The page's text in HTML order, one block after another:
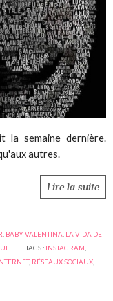
la semaine dernière.
autres.
Lire la suite
BABY VALENTINA LA VIDA DE
TAGS : INSTAGRAM
, RÉSEAUX SOCIAUX